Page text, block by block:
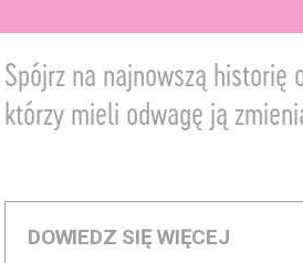
Spójrz na najnowszą historię
którzy mieli odwagę ją
DOWIEDZ SIĘ WIĘCEJ